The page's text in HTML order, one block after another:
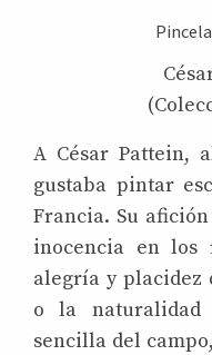
A César Pattein,
gustaba pintar
Francia. Su
inocencia en los
alegría y placidez
o la
sencilla del